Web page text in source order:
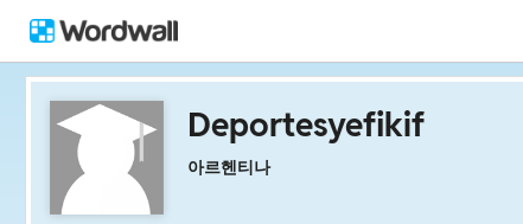
Deportesyefikif
아르헨티나